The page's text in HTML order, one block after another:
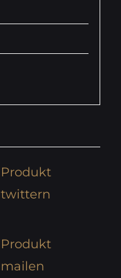
Produkt
twittern
Produkt
mailen